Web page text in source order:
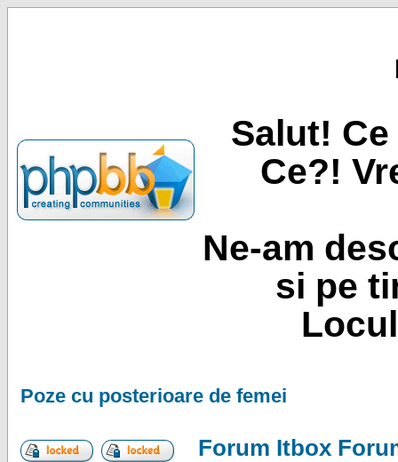
Salut!
Ce?!
Ne-am
si pe
Poze cu posterioare de femei
Forum Itbox